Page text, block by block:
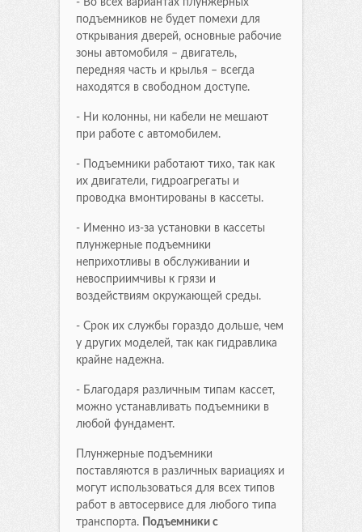
подъемников не будет помехи для
открывания дверей, основные рабочие
зоны автомобиля – двигатель,
передняя часть и крылья – всегда
находятся в свободном доступе.
- Ни колонны, ни кабели не мешают
при работе с автомобилем.
- Подъемники работают тихо, так как
их двигатели, гидроагрегаты и
проводка вмонтированы в кассеты.
- Именно из-за установки в кассеты
плунжерные подъемники
неприхотливы в обслуживании и
невосприимчивы к грязи и
воздействиям окружающей среды.
- Срок их службы гораздо дольше, чем
у других моделей, так как гидравлика
крайне надежна.
- Благодаря различным типам кассет,
можно устанавливать подъемники в
любой фундамент.
Плунжерные подъемники
поставляются в различных вариациях и
могут использоваться для всех типов
работ в автосервисе для любого типа
транспорта. Подъемники с